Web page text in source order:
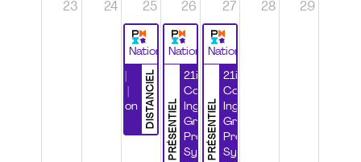
23 24 25
National
DISTANCIEL
Certification
26
National
PRÉSENTIEL
21ième
Congrès
Ingénierie
Grands
Projets et
Systèmes
27
National
PRÉSENTIEL
21ième
Congrès
Ingénierie
Grands
Projets et
Systèmes
28 29